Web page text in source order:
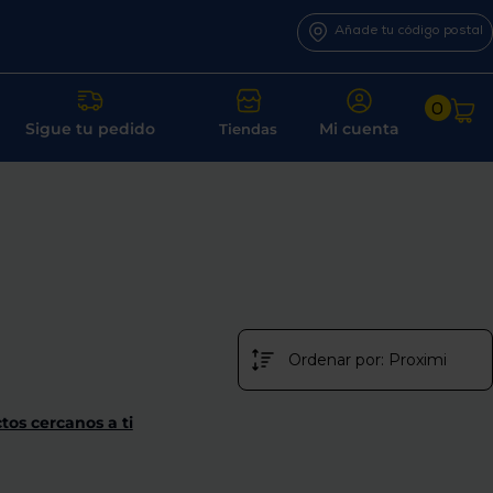
Añade tu código postal
Sigue tu pedido Tiendas Mi cuenta
0
cercanos a ti